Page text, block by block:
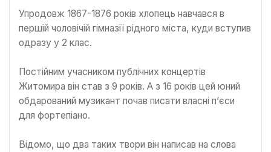
Упродовж 1867-1876 років хлопець навчався в
першій чоловічій гімназії рідного міста, куди вступив
одразу у 2 клас.
Постійним учасником публічних концертів
Житомира він став з 9 років. А з 16 років цей юний
обдарований музикант почав писати власні п’єси
для фортепіано.
Відомо, що два таких твори він написав на слова